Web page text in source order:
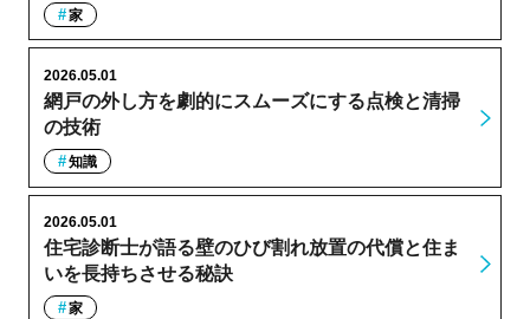
家
網戸の外し方を劇的にスムーズにする点検と清掃
の技術
2026.05.01
知識
住宅診断士が語る壁のひび割れ放置の代償と住ま
いを長持ちさせる秘訣
2026.05.01
家